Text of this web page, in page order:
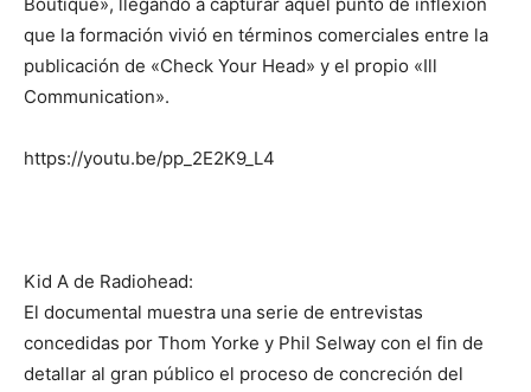
que la formación vivió en términos comerciales entre la
publicación de «Check Your Head» y el propio «Ill
Communication».
https://youtu.be/pp_2E2K9_L4
Kid A de Radiohead:
El documental muestra una serie de entrevistas
concedidas por Thom Yorke y Phil Selway con el fin de
detallar al gran público el proceso de concreción del